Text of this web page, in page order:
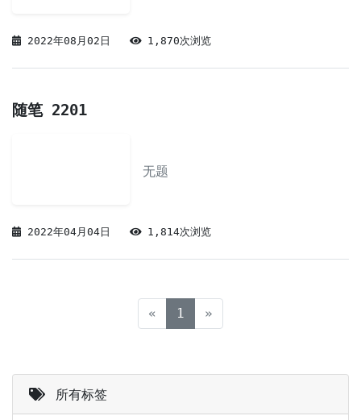
2022年08月02日 1,870次浏览
随笔 2201
无题
2022年04月04日 1,814次浏览
« 1 (current)
»
所有标签